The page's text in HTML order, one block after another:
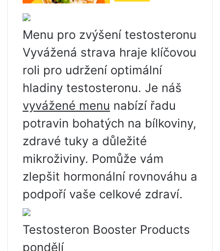
Menu pro zvýšení testosteronu
Vyvážená strava hraje klíčovou
roli pro udržení optimální
hladiny testosteronu. Je náš
vyvážené menu nabízí řadu
potravin bohatých na bílkoviny,
zdravé tuky a důležité
mikroživiny. Pomůže vám
zlepšit hormonální rovnováhu a
podpoří vaše celkové zdraví.
Testosteron Booster Products
pondělí